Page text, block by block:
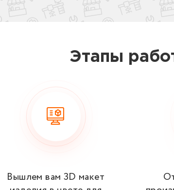
Этапы
Вышлем вам 3D макет